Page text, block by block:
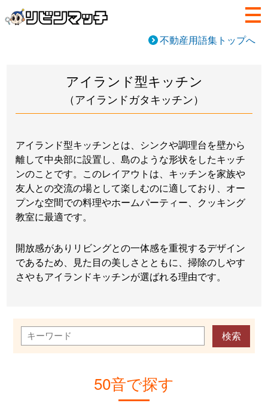
不動産用語集トップへ
アイランド型キッチン
（アイランドガタキッチン）
アイランド型キッチンとは、シンクや調理台を壁から
離して中央部に設置し、島のような形状をしたキッチ
ンのことです。このレイアウトは、キッチンを家族や
友人との交流の場として楽しむのに適しており、オー
プンな空間での料理やホームパーティー、クッキング
教室に最適です。
開放感がありリビングとの一体感を重視するデザイン
であるため、見た目の美しさとともに、掃除のしやす
さやもアイランドキッチンが選ばれる理由です。
50音で探す